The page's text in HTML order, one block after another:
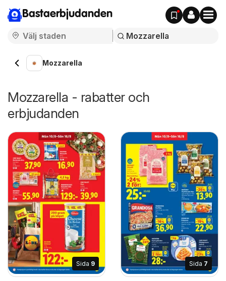
Bastaerbjudanden
Mozzarella
Mozzarella - rabatter och
erbjudanden
Sida 9 Sida 7